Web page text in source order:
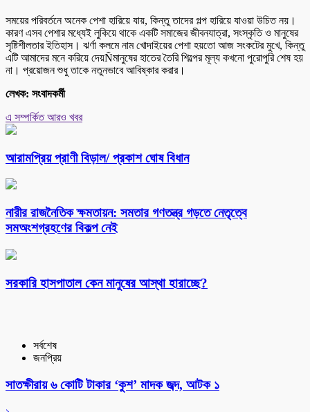
সময়ের পরিবর্তনে অনেক পেশা হারিয়ে যায়, কিন্তু তাদের গল্প হারিয়ে যাওয়া উচিত নয়।
কারণ এসব পেশার মধ্যেই লুকিয়ে থাকে একটি সমাজের জীবনযাত্রা, সংস্কৃতি ও মানুষের
সৃষ্টিশীলতার ইতিহাস। ঝর্ণা কলমে নাম খোদাইয়ের পেশা হয়তো আজ সংকটের মুখে, কিন্তু
এটি আমাদের মনে করিয়ে দেয়Ñমানুষের হাতের তৈরি শিল্পের মূল্য কখনো পুরোপুরি শেষ হয়
না। প্রয়োজন শুধু তাকে নতুনভাবে আবিষ্কার করার।
লেখক: সংবাদকর্মী
এ সম্পর্কিত আরও খবর
আরামপ্রিয় প্রাণী বিড়াল/ প্রকাশ ঘোষ বিধান
নারীর রাজনৈতিক ক্ষমতায়ন: সমতার গণতন্ত্র গড়তে নেতৃত্বে
সমঅংশগ্রহণের বিকল্প নেই
সরকারি হাসপাতাল কেন মানুষের আস্থা হারাচ্ছে?
সর্বশেষ
জনপ্রিয়
সাতক্ষীরায় ৬ কোটি টাকার ‘কুশ’ মাদক জব্দ, আটক ১